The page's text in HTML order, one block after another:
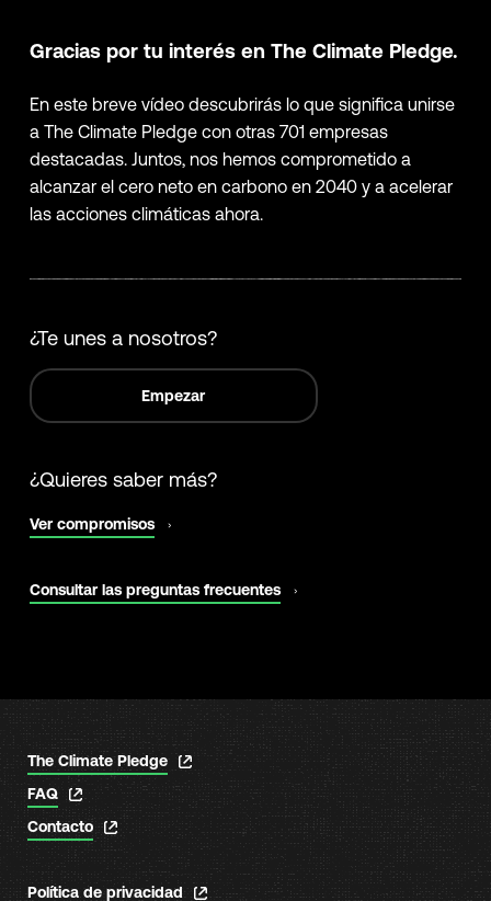
Gracias por tu interés en The Climate Pledge.
En este breve vídeo descubrirás lo que significa unirse
a The Climate Pledge con otras 701 empresas
destacadas. Juntos, nos hemos comprometido a
alcanzar el cero neto en carbono en 2040 y a acelerar
las acciones climáticas ahora.
¿Te unes a nosotros?
Empezar
¿Quieres saber más?
Ver compromisosabrir
en
pestaña
Consultar las preguntas frecuentesabrir
en
The Climate Pledgeabrir
en
FAQabrir
en
una
nueva
Contactoabrir
en
pestaña
Política de privacidad abrir